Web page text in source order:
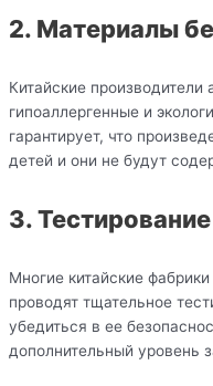
2. Материалы
Китайские производители
гипоаллергенные и
гарантирует, что
детей и они не будут
3.
Многие китайские
проводят тщательное
убедиться в ее
дополнительный уровень